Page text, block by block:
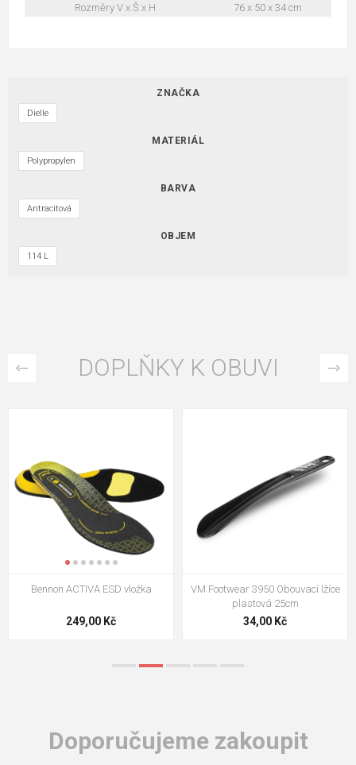
Rozměry V x Š x H 76 x 50 x 34 cm
ZNAČKA
Dielle
MATERIÁL
Polypropylen
BARVA
Antracitová
OBJEM
114 L
DOPLŇKY K OBUVI
VM Footwear 3009 Vkládací stélka
124,00 Kč
VM Footwear 3102 Tkaničky
ploché
18,70 Kč
Doporučujeme zakoupit